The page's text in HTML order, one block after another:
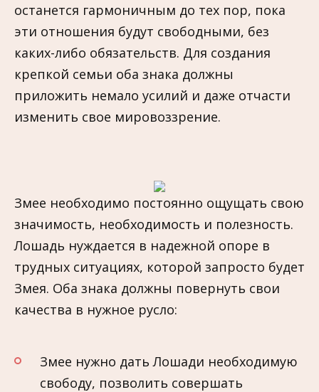
останется гармоничным до тех пор, пока
эти отношения будут свободными, без
каких-либо обязательств. Для создания
крепкой семьи оба знака должны
приложить немало усилий и даже отчасти
изменить свое мировоззрение.
Змее необходимо постоянно ощущать свою
значимость, необходимость и полезность.
Лошадь нуждается в надежной опоре в
трудных ситуациях, которой запросто будет
Змея. Оба знака должны повернуть свои
качества в нужное русло:
Змее нужно дать Лошади необходимую
свободу, позволить совершать